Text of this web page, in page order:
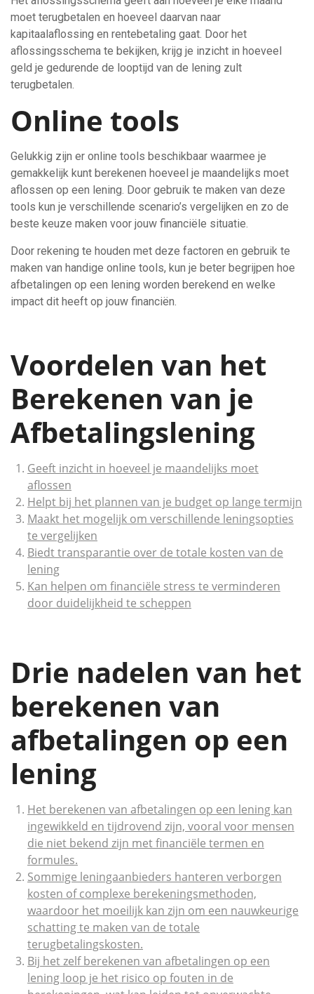
moet terugbetalen en hoeveel daarvan naar
kapitaalaflossing en rentebetaling gaat. Door het
aflossingsschema te bekijken, krijg je inzicht in hoeveel
geld je gedurende de looptijd van de lening zult
terugbetalen.
Online tools
Gelukkig zijn er online tools beschikbaar waarmee je
gemakkelijk kunt berekenen hoeveel je maandelijks moet
aflossen op een lening. Door gebruik te maken van deze
tools kun je verschillende scenario’s vergelijken en zo de
beste keuze maken voor jouw financiële situatie.
Door rekening te houden met deze factoren en gebruik te
maken van handige online tools, kun je beter begrijpen hoe
afbetalingen op een lening worden berekend en welke
impact dit heeft op jouw financiën.
Voordelen van het
Berekenen van je
Afbetalingslening
Geeft inzicht in hoeveel je maandelijks moet
aflossen
Helpt bij het plannen van je budget op lange termijn
Maakt het mogelijk om verschillende leningsopties
te vergelijken
Biedt transparantie over de totale kosten van de
lening
Kan helpen om financiële stress te verminderen
door duidelijkheid te scheppen
Drie nadelen van het
berekenen van
afbetalingen op een
lening
Het berekenen van afbetalingen op een lening kan
ingewikkeld en tijdrovend zijn, vooral voor mensen
die niet bekend zijn met financiële termen en
formules.
Sommige leningaanbieders hanteren verborgen
kosten of complexe berekeningsmethoden,
waardoor het moeilijk kan zijn om een nauwkeurige
schatting te maken van de totale
terugbetalingskosten.
Bij het zelf berekenen van afbetalingen op een
lening loop je het risico op fouten in de